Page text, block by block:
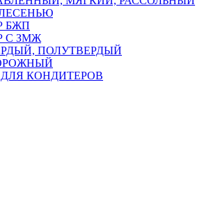
БЖП
С ЗМЖ
ПОЛУТВЕРДЫЙ
КОНДИТЕРОВ